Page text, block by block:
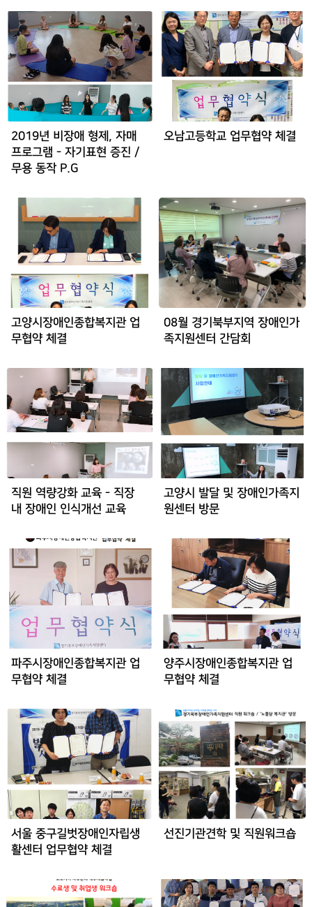
2019년 비장애 형제, 자매
프로그램 - 자기표현 증진 /
무용 동작 P.G
오남고등학교 업무협약 체결
고양시장애인종합복지관 업
무협약 체결
08월 경기북부지역 장애인가
족지원센터 간담회
직원 역량강화 교육 - 직장
내 장애인 인식개선 교육
고양시 발달 및 장애인가족지
원센터 방문
파주시장애인종합복지관 업
무협약 체결
양주시장애인종합복지관 업
무협약 체결
서울 중구길벗장애인자립생
활센터 업무협약 체결
선진기관견학 및 직원워크숍